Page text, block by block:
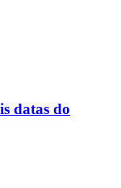
datas do